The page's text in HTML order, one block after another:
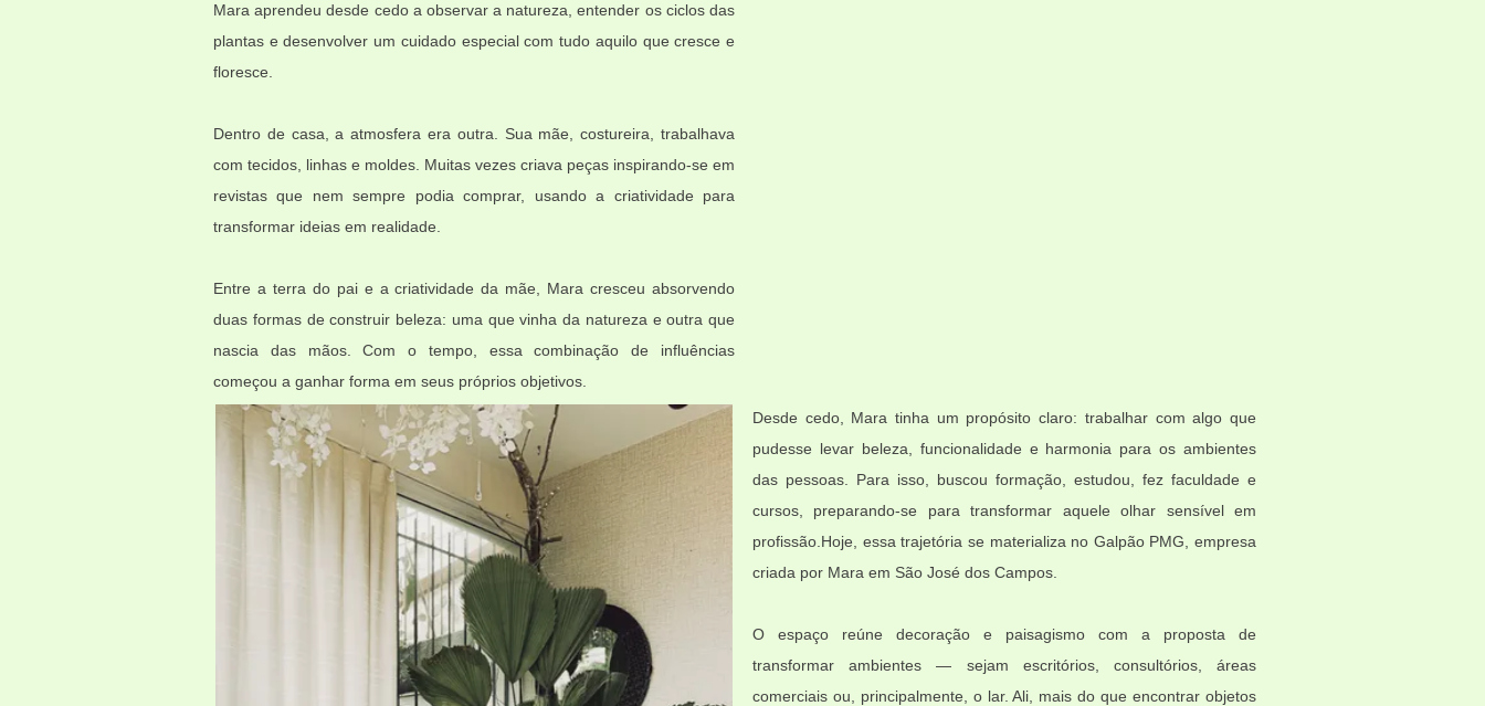
Mara aprendeu desde cedo a observar a natureza, entender os ciclos das
plantas e desenvolver um cuidado especial com tudo aquilo que cresce e
floresce.
Dentro de casa, a atmosfera era outra. Sua mãe, costureira, trabalhava
com tecidos, linhas e moldes. Muitas vezes criava peças inspirando-se em
revistas que nem sempre podia comprar, usando a criatividade para
transformar ideias em realidade.
Entre a terra do pai e a criatividade da mãe, Mara cresceu absorvendo
duas formas de construir beleza: uma que vinha da natureza e outra que
nascia das mãos.
Com o tempo, essa combinação de influências
começou a ganhar forma em seus próprios objetivos.
Desde cedo, Mara tinha um propósito claro: trabalhar com algo que
pudesse levar beleza, funcionalidade e harmonia para os ambientes
das pessoas. Para isso, buscou formação, estudou, fez faculdade e
cursos, preparando-se para transformar aquele olhar sensível em
profissão.Hoje, essa trajetória se materializa no Galpão PMG, empresa
criada por Mara em São José dos Campos.
O espaço reúne decoração e paisagismo com a proposta de
transformar ambientes — sejam escritórios, consultórios, áreas
comerciais ou, principalmente, o lar. Ali, mais do que encontrar objetos